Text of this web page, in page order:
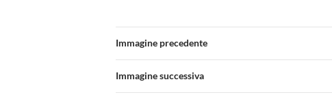
Immagine precedente
Immagine successiva